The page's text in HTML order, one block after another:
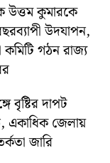
উত্তম কুমারকে
উদযাপন,
কমিটি গঠন রাজ্য
বৃষ্টির দাপট
একাধিক জেলায়
জারি